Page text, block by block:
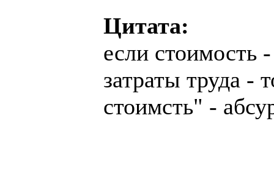
Цитата:
если стоимость
затраты труда -
стоимсть" -